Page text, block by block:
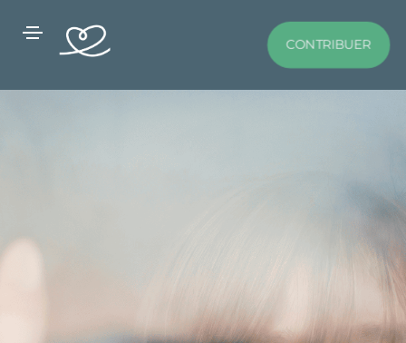
CONTRIBUER